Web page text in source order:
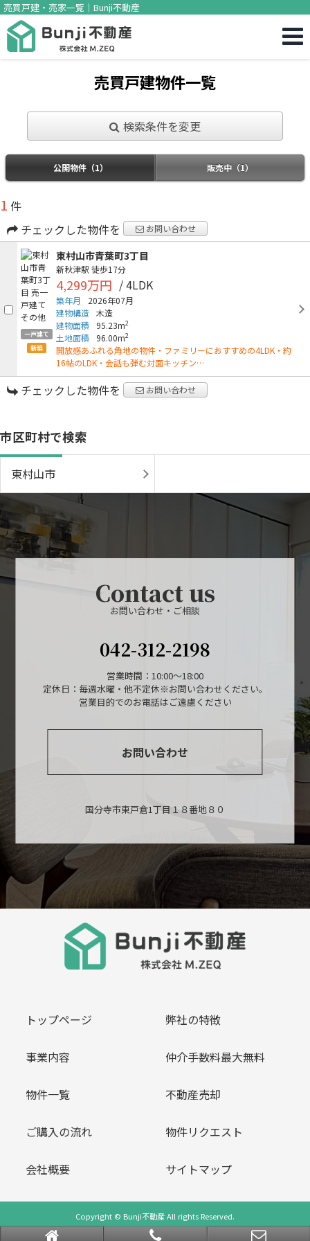
売買戸建・売家一覧｜Bunji不動産
売買戸建物件一覧
検索条件を変更
公開物件（1） 販売中（1）
1 件
チェックした物件を
お問い合わせ
一戸建て
新築
東村山市青葉町3丁目
新秋津駅 徒歩17分
4,299万円 / 4LDK
築年月
2026年07月
建物構造 木造
建物面積
95.23m2
土地面積 96.00m2
開放感あふれる角地の物件・ファミリーにおすすめの4LDK・約
16帖のLDK・会話も弾む対面キッチン…
チェックした物件を お問い合わせ
市区町村で検索
東村山市
Contact us
お問い合わせ・ご相談
042-312-2198
営業時間：10:00～18:00
定休日：毎週水曜・他不定休※お問い合わせください。
営業目的でのお電話はご遠慮ください
お問い合わせ
国分寺市東戸倉1丁目１８番地８０
トップページ 弊社の特徴
事業内容 仲介手数料最大無料
物件一覧 不動産売却
ご購入の流れ 物件リクエスト
会社概要 サイトマップ
Copyright © Bunji不動産 All rights Reserved.
powered by 不動産クラウドオフィス